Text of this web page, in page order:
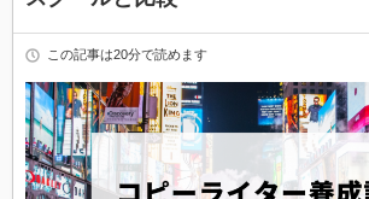
この記事は20分で読めます